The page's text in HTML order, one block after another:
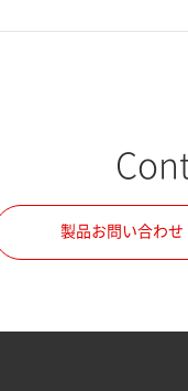
製品お問い合わせ